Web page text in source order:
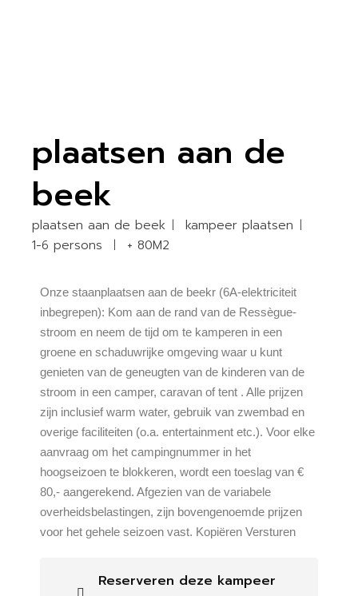
plaatsen aan de
beek
plaatsen aan de beek
kampeer plaatsen
1-6 persons
+ 80M2
Onze staanplaatsen aan de beekr (6A-elektriciteit
inbegrepen): Kom aan de rand van de Ressègue-
stroom en neem de tijd om te kamperen in een
groene en schaduwrijke omgeving waar u kunt
genieten van de geneugten van de kinderen van de
stroom in een camper, caravan of tent . Alle prijzen
zijn inclusief warm water, gebruik van zwembad en
overige faciliteiten (o.a. entertainment etc.). Voor elke
aanvraag om het campingnummer in het
hoogseizoen te blokkeren, wordt een toeslag van €
80,- aangerekend. Afgezien van de variabele
overheidsbelastingen, zijn bovengenoemde prijzen
voor het gehele seizoen vast. Kopiëren Versturen
Reserveren deze kampeer